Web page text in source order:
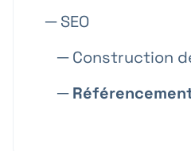
─ SEO
─ Construction
─